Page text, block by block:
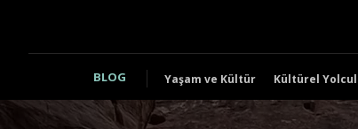
BLOG Yaşam ve Kültür Kültürel